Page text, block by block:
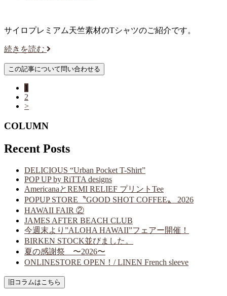
サイロプレミアム天竺素材のTシャツのご紹介です。
続きを読む
1
2
>
COLUMN
Recent Posts
DELICIOUS “Urban Pocket T-Shirt”
POP UP by RiTTA designs
AmericanaとREMI RELIEF プリントTee
POPUP STORE〝GOOD SHOT COFFEE〟 2026
HAWAII FAIR ②
JAMES AFTER BEACH CLUB
今週末より”ALOHA HAWAII”フェアー開催！
BIRKEN STOCK並びました。
夏の感謝祭 〜2026〜
ONLINESTORE OPEN！/ LINEN French sleeve